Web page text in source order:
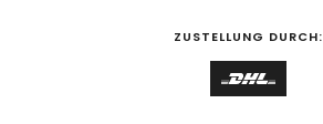
ZUSTELLUNG DURCH: